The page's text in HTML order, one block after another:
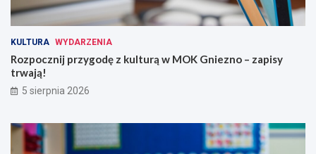
KULTURA WYDARZENIA
Rozpocznij przygodę z kulturą w MOK Gniezno – zapisy
trwają!
5 sierpnia 2026